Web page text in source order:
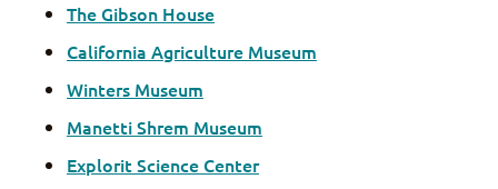
The Gibson House
California Agriculture Museum
Winters Museum
Manetti Shrem Museum
Explorit Science Center